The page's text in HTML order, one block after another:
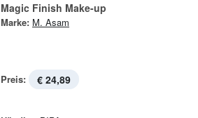
Magic Finish Make-up
Marke: M. Asam
Preis: € 24,89